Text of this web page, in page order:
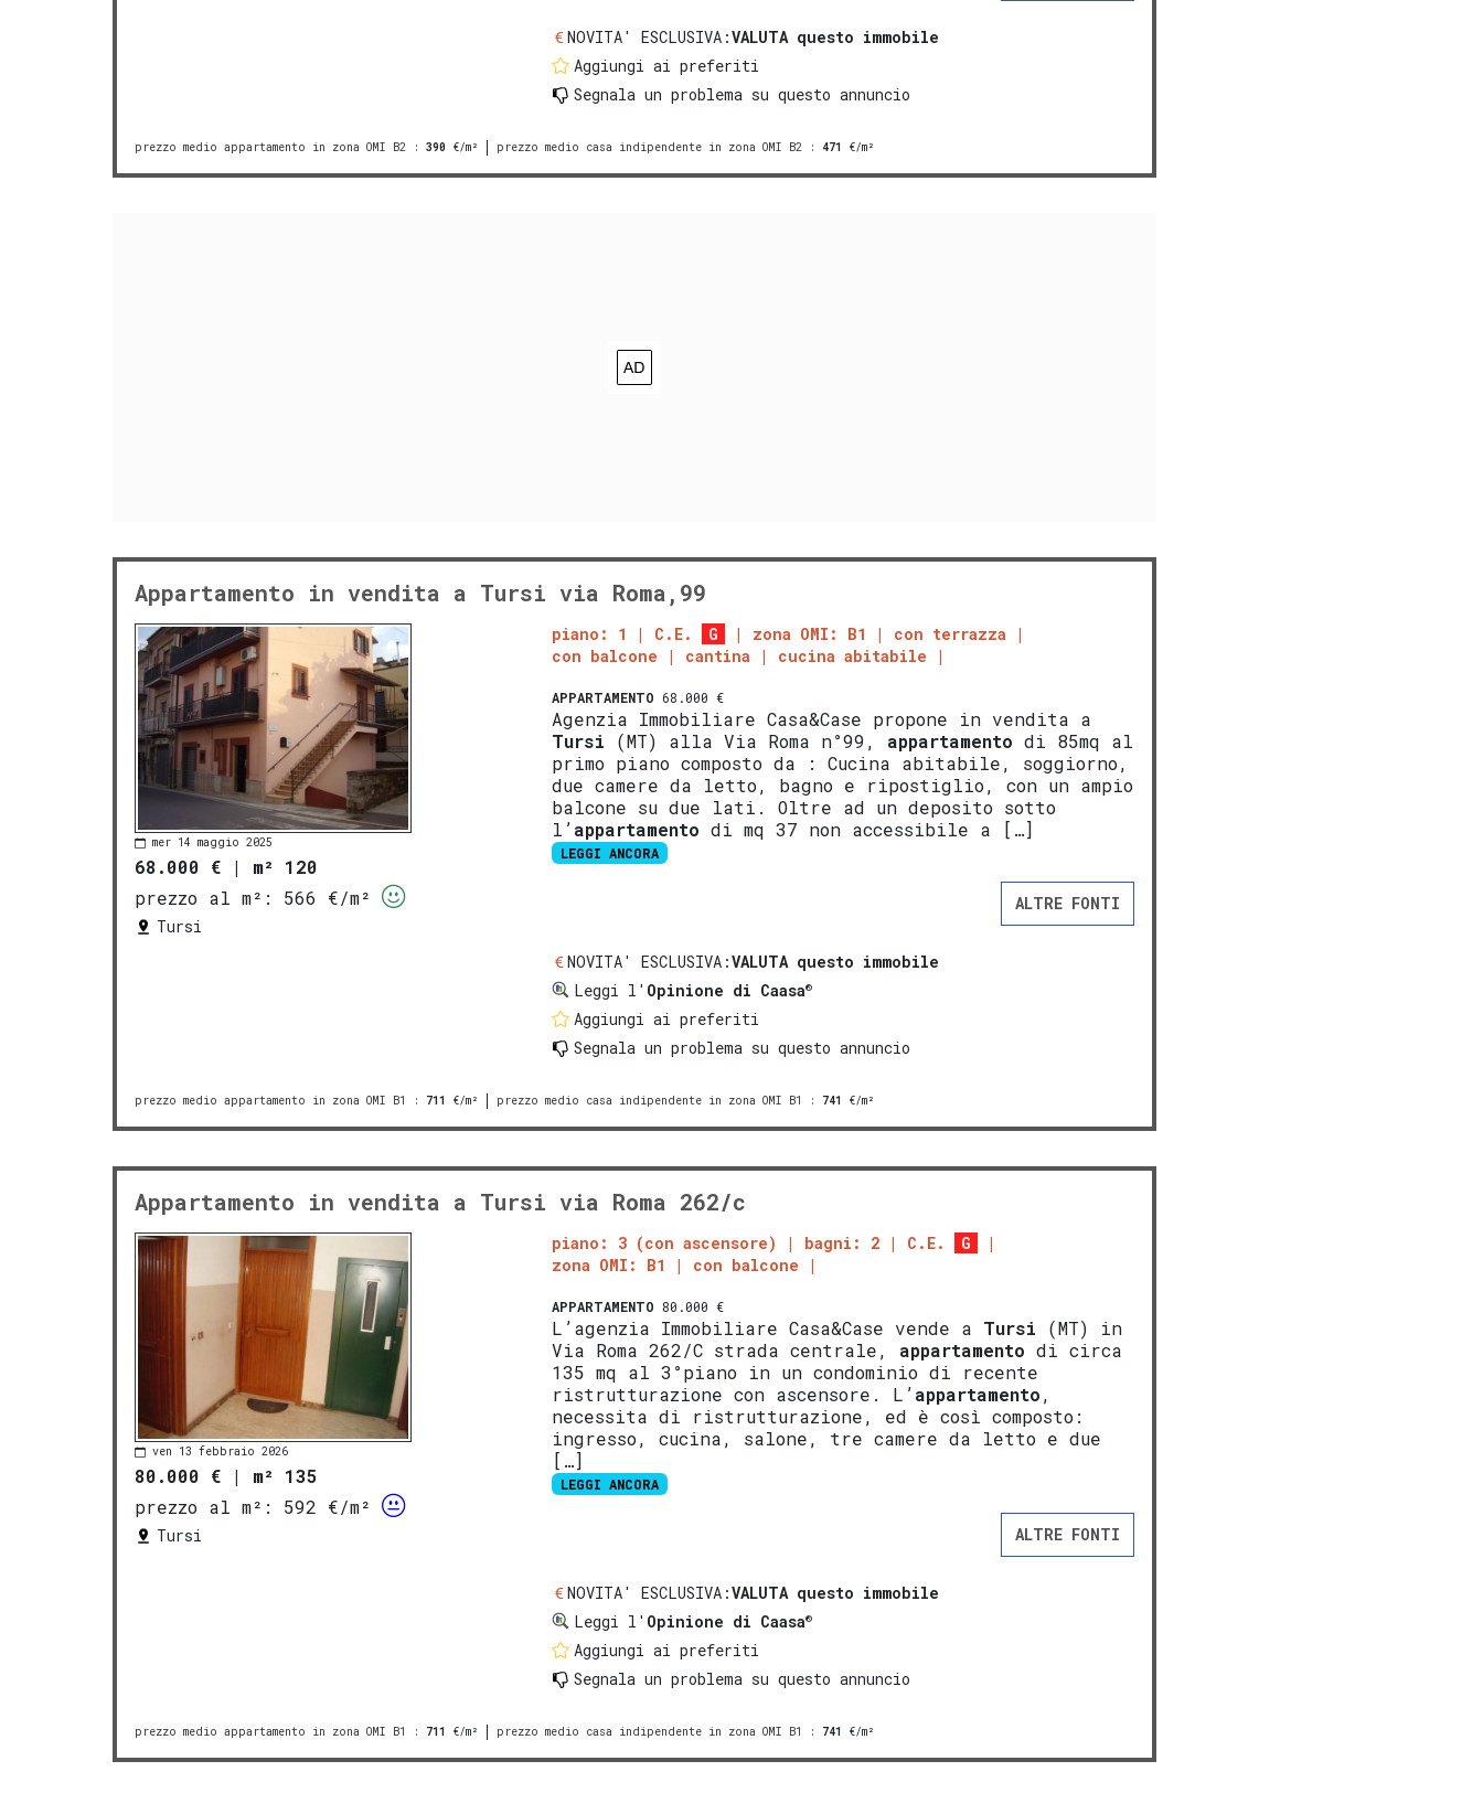
NOVITA' ESCLUSIVA:VALUTA questo immobile
Aggiungi ai preferiti
Segnala un problema su questo annuncio
prezzo medio appartamento in zona OMI B2 : 390 €/m² prezzo medio casa indipendente in zona OMI B2 : 471 €/m²
Appartamento in vendita a Tursi via Roma,99
mer 14 maggio 2025
68.000 € | m² 120
prezzo al m²:
566 €/m²
Tursi
piano: 1 C.E. G zona OMI: B1
con terrazza
con balcone
cantina cucina abitabile
APPARTAMENTO 68.000 €
Agenzia Immobiliare Casa&Case propone in vendita a
Tursi (MT) alla Via Roma n°99, appartamento di 85mq al
primo piano composto da : Cucina abitabile, soggiorno,
due camere da letto, bagno e ripostiglio, con un ampio
balcone su due lati. Oltre ad un deposito sotto
l’appartamento di mq 37 non accessibile a […]
LEGGI ANCORA
ALTRE FONTI
NOVITA' ESCLUSIVA:VALUTA questo immobile
Leggi l' Opinione di Caasa®
Aggiungi ai preferiti
Segnala un problema su questo annuncio
prezzo medio appartamento in zona OMI B1 : 711 €/m² prezzo medio casa indipendente in zona OMI B1 : 741 €/m²
Appartamento in vendita a Tursi via Roma 262/c
ven 13 febbraio 2026
80.000 € | m² 135
prezzo al m²:
592 €/m²
Tursi
piano: 3 (con ascensore) bagni: 2 C.E.
G
zona OMI: B1
con balcone
APPARTAMENTO 80.000 €
L’agenzia Immobiliare Casa&Case vende a Tursi (MT) in
Via Roma 262/C strada centrale, appartamento di circa
135 mq al 3°piano in un condominio di recente
ristrutturazione con ascensore. L’appartamento,
necessita di ristrutturazione, ed è così composto:
ingresso, cucina, salone, tre camere da letto e due
[…]
LEGGI ANCORA
ALTRE FONTI
NOVITA' ESCLUSIVA:VALUTA questo immobile
Leggi l' Opinione di Caasa®
Aggiungi ai preferiti
Segnala un problema su questo annuncio
prezzo medio appartamento in zona OMI B1 : 711 €/m² prezzo medio casa indipendente in zona OMI B1 : 741 €/m²